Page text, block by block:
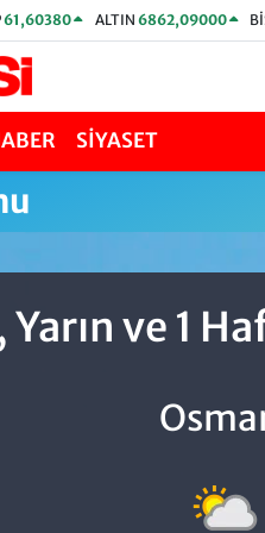
61,60380 ALTIN 6862,09000
SİYASET
ve 1